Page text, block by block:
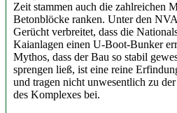
Zeit stammen auch die zahlreichen
Betonblöcke ranken. Unter den
Gerücht verbreitet, dass die
Kaianlagen einen U-Boot-Bunker
Mythos, dass der Bau so stabil
sprengen ließ, ist eine reine
und tragen nicht unwesentlich zu
des Komplexes bei.